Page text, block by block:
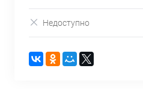
Недоступно